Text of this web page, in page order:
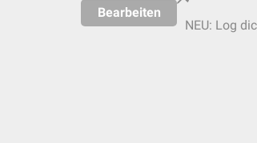
Bearbeiten
NEU: Log